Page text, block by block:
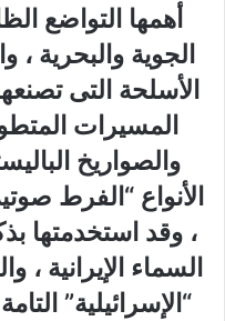
أهمها التواضع
الجوية والبحرية ،
الأسلحة التى
المسيرات
والصواريخ
الأنواع “الفرط
، وقد استخدمتها
السماء الإيرانية ،
“الإسرائيلية”